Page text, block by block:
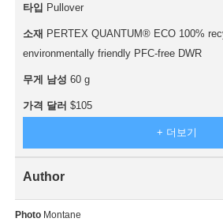
타입 Pullover
소재 PERTEX QUANTUM® ECO 100%
environmentally friendly PFC-free DWR
무게 남성 60 g
가격 달러 $105
+ 더보기
Author
PhotoMontane